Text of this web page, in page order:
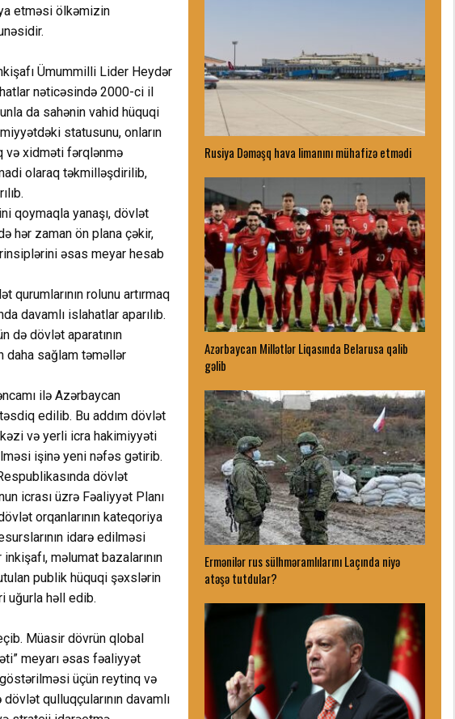
etməsi ölkəmizin
Ümummilli Lider Heydər
nəticəsində 2000-ci il
da sahənin vahid hüquqi
statusunu, onların
və xidməti fərqlənmə
olaraq təkmilləşdirilib,
qoymaqla yanaşı, dövlət
hər zaman ön plana çəkir,
əsas meyar hesab
rolunu artırmaq
davamlı islahatlar aparılıb.
də dövlət aparatının
daha sağlam təməllər
ilə Azərbaycan
edilib. Bu addım dövlət
və yerli icra hakimiyyəti
işinə yeni nəfəs gətirib.
dövlət
icrası üzrə Fəaliyyət Planı
orqanlarının kateqoriya
idarə edilməsi
məlumat bazalarının
publik hüquqi şəxslərin
uğurla həll edib.
Müasir dövrün qlobal
meyarı əsas fəaliyyət
üçün reytinq və
qulluqçularının davamlı
Rusiya Dəməşq hava limanını mühafizə etmədi
Azərbaycan Millətlər Liqasında Belarusa qalib
gəlib
Ermənilər rus sülhməramlılarını Laçında niyə
atəşə tutdular?